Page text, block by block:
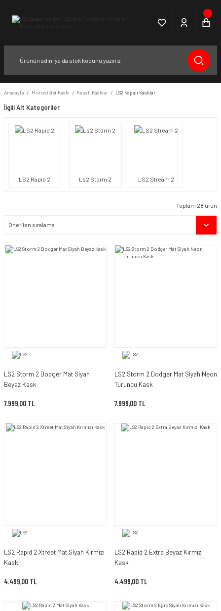
Anasayfa Motosiklet Kaskı Kapalı Kasklar LS2 Kapalı Kasklar
İlgili Alt Kategoriler
LS2 Rapid 2 Ls2 Storm 2 LS2 Stream 2
Toplam 28 ürün
LS2 Storm 2 Dodger Mat Siyah
Beyaz Kask
7.999,00 TL
LS2 Storm 2 Dodger Mat Siyah Neon
Turuncu Kask
7.999,00 TL
LS2 Rapid 2 Xtreet Mat Siyah Kırmızı
Kask
4.499,00 TL
LS2 Rapid 2 Extra Beyaz Kırmızı
Kask
4.499,00 TL